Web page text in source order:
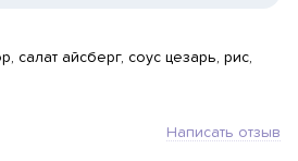
салат айсберг, соус цезарь, рис,
Написать отзыв